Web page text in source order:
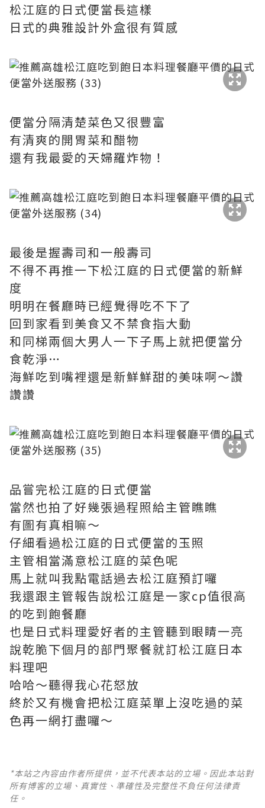
松江庭的日式便當長這樣
日式的典雅設計外盒很有質感
便當分隔清楚菜色又很豐富
有清爽的開胃菜和醋物
還有我最愛的天婦羅炸物！
最後是握壽司和一般壽司
不得不再推一下松江庭的日式便當的新鮮
度
明明在餐廳時已經覺得吃不下了
回到家看到美食又不禁食指大動
和同梯兩個大男人一下子馬上就把便當分
食乾淨…
海鮮吃到嘴裡還是新鮮鮮甜的美味啊～讚
讚讚
品嘗完松江庭的日式便當
當然也拍了好幾張過程照給主管瞧瞧
有圖有真相嘛～
仔細看過松江庭的日式便當的玉照
主管相當滿意松江庭的菜色呢
馬上就叫我點電話過去松江庭預訂囉
我還跟主管報告說松江庭是一家cp值很高
的吃到飽餐廳
也是日式料理愛好者的主管聽到眼睛一亮
說乾脆下個月的部門聚餐就訂松江庭日本
料理吧
哈哈～聽得我心花怒放
終於又有機會把松江庭菜單上沒吃過的菜
色再一網打盡囉～
*本站之內容由作者所提供，並不代表本站的立場。因此本站對
所有博客的立場、真實性、準確性及完整性不負任何法律責
任。